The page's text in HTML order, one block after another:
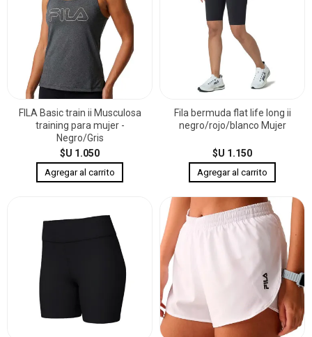
FILA Basic train ii Musculosa
training para mujer -
Negro/Gris
$U 1.050
Fila bermuda flat life long ii
negro/rojo/blanco Mujer
$U 1.150